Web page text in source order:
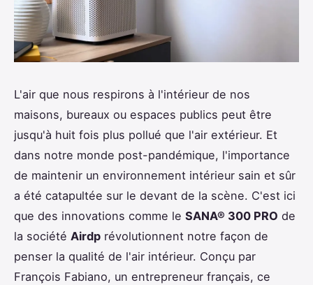
L'air que nous respirons à l'intérieur de nos
maisons, bureaux ou espaces publics peut être
jusqu'à huit fois plus pollué que l'air extérieur. Et
dans notre monde post-pandémique, l'importance
de maintenir un environnement intérieur sain et sûr
a été catapultée sur le devant de la scène. C'est ici
que des innovations comme le SANA® 300 PRO de
la société Airdp révolutionnent notre façon de
penser la qualité de l'air intérieur. Conçu par
François Fabiano, un entrepreneur français, ce